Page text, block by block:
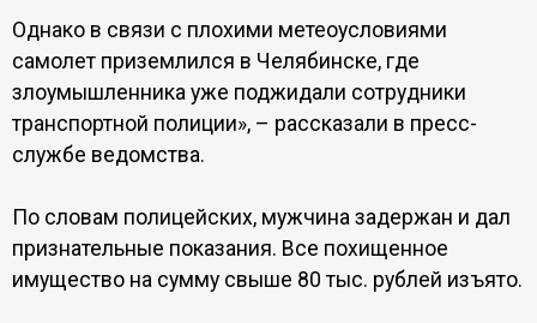
Однако в связи с плохими метеоусловиями
самолет приземлился в Челябинске, где
злоумышленника уже поджидали сотрудники
транспортной полиции», – рассказали в пресс-
службе ведомства.
По словам полицейских, мужчина задержан и дал
признательные показания. Все похищенное
имущество на сумму свыше 80 тыс. рублей изъято.